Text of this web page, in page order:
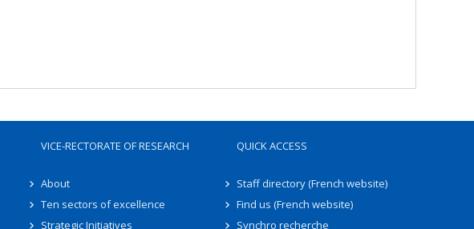
VICE-RECTORATE OF RESEARCH
About
Ten sectors of excellence
Strategic Initiatives
QUICK ACCESS
Staff directory (French website)
Find us (French website)
Synchro recherche